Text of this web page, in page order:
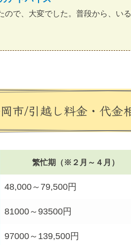
ので、大変でした。普段から、い
市/引越し料金・代金
繁忙期（※２月～４月）
48,000～79,500円
81000～93500円
97000～139,500円